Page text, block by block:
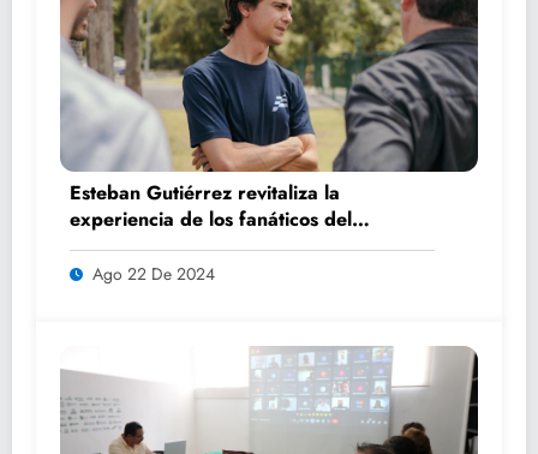
Esteban Gutiérrez revitaliza la
experiencia de los fanáticos del
automovilismo con DRIVER 1
Ago 22 De 2024